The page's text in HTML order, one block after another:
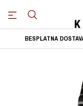
BESPLATNA